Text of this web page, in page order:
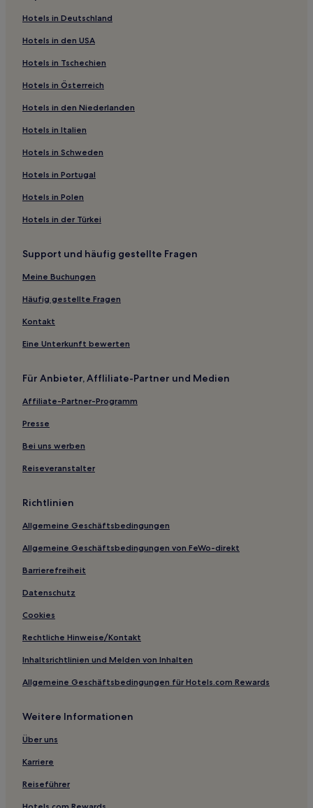
Rukatunturi Hotels
Familien in Kuusamo
Günstige in Kuusamo
Familien in Rukatunturi
Haustierfreundliche in Rukatunturi
Günstige in Rukatunturi
Hotels in Deutschland
Hotels in den USA
Hotels in Tschechien
Hotels in Österreich
Hotels in den Niederlanden
Hotels in Italien
Hotels in Schweden
Hotels in Portugal
Hotels in Polen
Hotels in der Türkei
Support und häufig gestellte Fragen
Meine Buchungen
Häufig gestellte Fragen
Kontakt
Eine Unterkunft bewerten
Für Anbieter, Affliliate-Partner und Medien
Affiliate-Partner-Programm
Presse
Bei uns werben
Reiseveranstalter
Richtlinien
Allgemeine Geschäftsbedingungen
Allgemeine Geschäftsbedingungen von FeWo-direkt
Barrierefreiheit
Datenschutz
Cookies
Rechtliche Hinweise/Kontakt
Inhaltsrichtlinien und Melden von Inhalten
Allgemeine Geschäftsbedingungen für Hotels.com Rewards
Weitere Informationen
Über uns
Karriere
Reiseführer